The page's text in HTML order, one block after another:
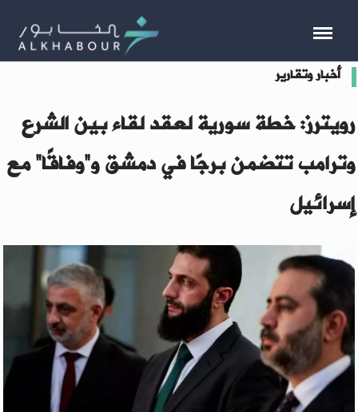
أخبار وتقارير
رويترز: خطة سورية لعقد لقاء بين الشرع
وترامب تتضمن برجًا في دمشق و”وفاقًا” مع
إسرائيل